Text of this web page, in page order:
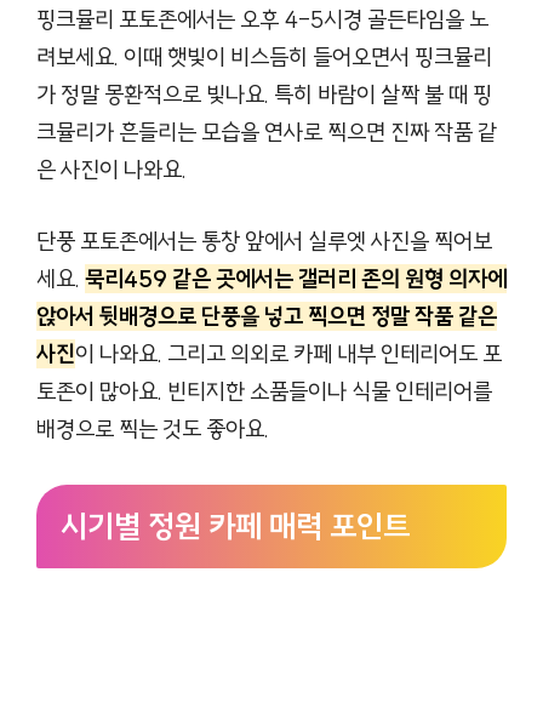
핑크뮬리 포토존에서는 오후 4-5시경 골든타임을 노
려보세요. 이때 햇빛이 비스듬히 들어오면서 핑크뮬리
가 정말 몽환적으로 빛나요. 특히 바람이 살짝 불 때 핑
크뮬리가 흔들리는 모습을 연사로 찍으면 진짜 작품 같
은 사진이 나와요.
단풍 포토존에서는 통창 앞에서 실루엣 사진을 찍어보
세요. 묵리459 같은 곳에서는 갤러리 존의 원형 의자에
앉아서 뒷배경으로 단풍을 넣고 찍으면 정말 작품 같은
사진이 나와요. 그리고 의외로 카페 내부 인테리어도 포
토존이 많아요. 빈티지한 소품들이나 식물 인테리어를
배경으로 찍는 것도 좋아요.
시기별 정원 카페 매력 포인트